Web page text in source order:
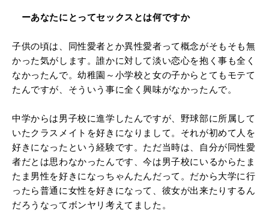
ーあなたにとってセックスとは何ですか
子供の頃は、同性愛者とか異性愛者って概念がそもそも無
かった気がします。誰かに対して淡い恋心を抱く事も全く
なかったんで。幼稚園～小学校と女の子からとてもモテて
たんですが、そういう事に全く興味がなかったんで。
中学からは男子校に進学したんですが、野球部に所属して
いたクラスメイトを好きになりまして。それが初めて人を
好きになったという経験です。ただ当時は、自分が同性愛
者だとは思わなかったんです、今は男子校にいるからたま
たま男性を好きになっちゃんたんだって。だから大学に行
ったら普通に女性を好きになって、彼女が出来たりするん
だろうなってボンヤリ考えてました。